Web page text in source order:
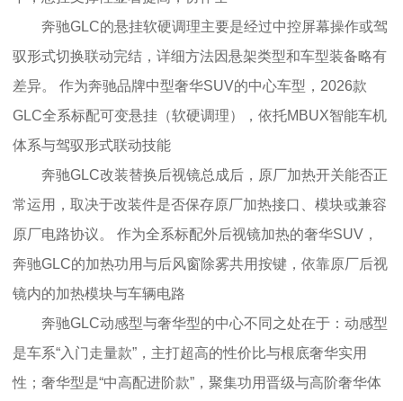
奔驰GLC的悬挂软硬调理主要是经过中控屏幕操作或驾
驭形式切换联动完结，详细方法因悬架类型和车型装备略有
差异。 作为奔驰品牌中型奢华SUV的中心车型，2026款
GLC全系标配可变悬挂（软硬调理），依托MBUX智能车机
体系与驾驭形式联动技能
奔驰GLC改装替换后视镜总成后，原厂加热开关能否正
常运用，取决于改装件是否保存原厂加热接口、模块或兼容
原厂电路协议。 作为全系标配外后视镜加热的奢华SUV，
奔驰GLC的加热功用与后风窗除雾共用按键，依靠原厂后视
镜内的加热模块与车辆电路
奔驰GLC动感型与奢华型的中心不同之处在于：动感型
是车系“入门走量款”，主打超高的性价比与根底奢华实用
性；奢华型是“中高配进阶款”，聚集功用晋级与高阶奢华体